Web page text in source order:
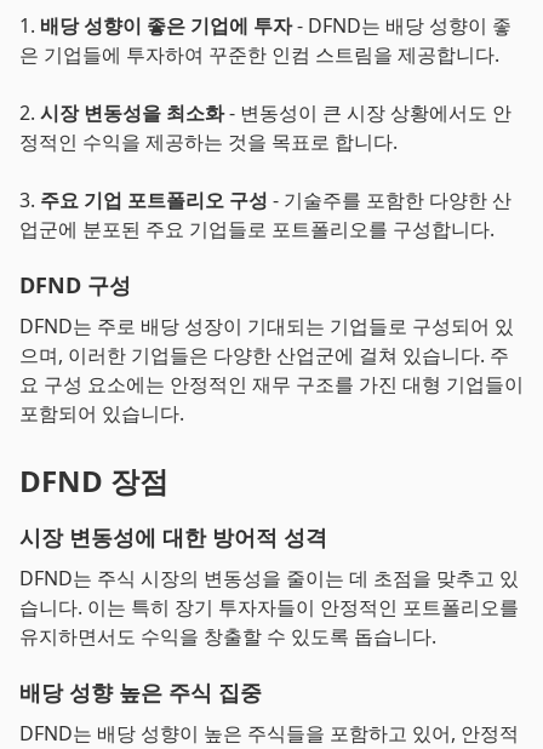
1. 배당 성향이 좋은 기업에 투자- DFND는 배당 성향이 좋
은 기업들에 투자하여 꾸준한 인컴 스트림을 제공합니다.
2. 시장 변동성을 최소화- 변동성이 큰 시장 상황에서도 안
정적인 수익을 제공하는 것을 목표로 합니다.
3. 주요 기업 포트폴리오 구성 - 기술주를 포함한 다양한 산
업군에 분포된 주요 기업들로 포트폴리오를 구성합니다.
DFND 구성
DFND는 주로 배당 성장이 기대되는 기업들로 구성되어 있
으며, 이러한 기업들은 다양한 산업군에 걸쳐 있습니다. 주
요 구성 요소에는 안정적인 재무 구조를 가진 대형 기업들이
포함되어 있습니다.
DFND 장점
시장 변동성에 대한 방어적 성격
DFND는 주식 시장의 변동성을 줄이는 데 초점을 맞추고 있
습니다. 이는 특히 장기 투자자들이 안정적인 포트폴리오를
유지하면서도 수익을 창출할 수 있도록 돕습니다.
배당 성향 높은 주식 집중
DFND는 배당 성향이 높은 주식들을 포함하고 있어, 안정적